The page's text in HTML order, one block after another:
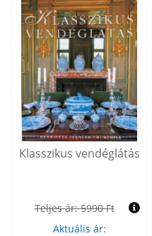
Klasszikus vendéglátás
Teljes ár:5990 Ft
Aktuális ár: